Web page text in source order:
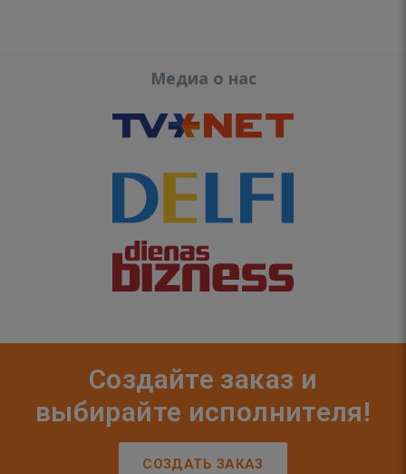
Медиа о нас
Создайте заказ и
выбирайте исполнителя!
СОЗДАТЬ ЗАКАЗ